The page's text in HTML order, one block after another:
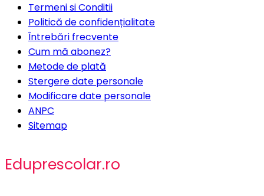
Termeni si Conditii
Politică de confidențialitate
Întrebări frecvente
Cum mă abonez?
Metode de plată
Stergere date personale
Modificare date personale
ANPC
Sitemap
Eduprescolar.ro